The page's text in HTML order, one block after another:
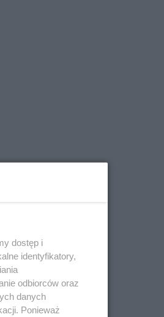
dostęp i
identyfikatory,
odbiorców oraz
danych
Ponieważ